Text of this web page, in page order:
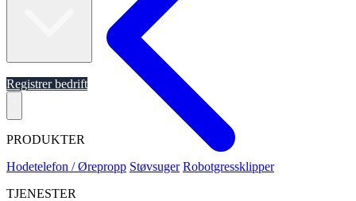
Registrer bedrift
PRODUKTER
Hodetelefon / Ørepropp Støvsuger Robotgressklipper
TJENESTER